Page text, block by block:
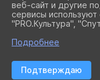
2026 Г.
ВХОД
КАРТА САЙТА
ПОЛИТИКА ОБРАБОТКИ
СДЕЛАНО НА KUBCMS
РАЗРАБОТКА И
веб-сайт и другие
сервисы используют
"PRO.Культура",
Подробнее
Подтверждаю